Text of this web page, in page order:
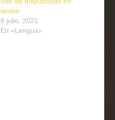
textos
8 julio, 2021
En «Lengua»